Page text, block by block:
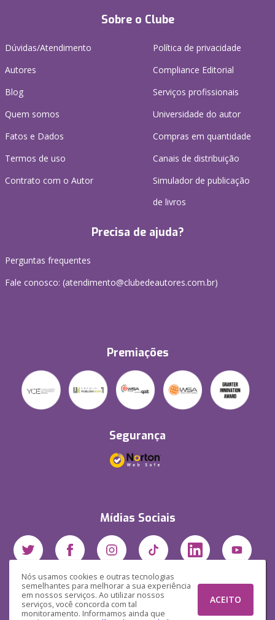
Nós usamos cookies e outras tecnologias
semelhantes para melhorar a sua experiência
em nossos serviços. Ao utilizar nossos
serviços, você concorda com tal
monitoramento. Informamos ainda que
ACEITO
Sobre o Clube
Dúvidas/Atendimento
Autores
Blog
Quem somos
Fatos e Dados
Termos de uso
Contrato com o Autor
Política de privacidade
Compliance Editorial
Serviços profissionais
Universidade do autor
Compras em quantidade
Canais de distribuição
Simulador de publicação
de livros
Precisa de ajuda?
Perguntas frequentes
Fale conosco: (atendimento@clubedeautores.com.br)
Premiações
Segurança
Mídias Sociais